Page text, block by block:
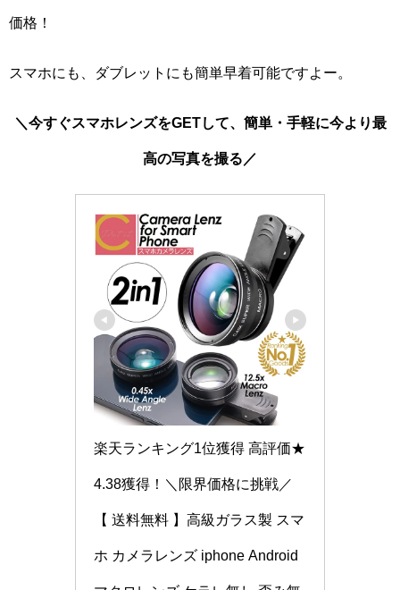
価格！
スマホにも、ダブレットにも簡単早着可能ですよー。
＼今すぐスマホレンズをGETして、簡単・手軽に今より最
高の写真を撮る／
楽天ランキング1位獲得 高評価★
4.38獲得！＼限界価格に挑戦／
【 送料無料 】高級ガラス製 スマ
ホ カメラレンズ iphone Android